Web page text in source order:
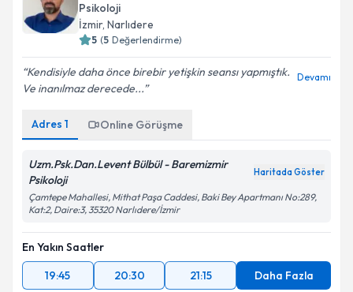
Psikoloji
İzmir, Narlıdere
5 (5 Değerlendirme)
Kendisiyle daha önce birebir yetişkin seansı yapmıştık.
Ve inanılmaz derecede...
Devamı
Adres 1 Online Görüşme
Uzm.Psk.Dan.Levent Bülbül - Baremizmir
Psikoloji
Haritada Göster
Çamtepe Mahallesi, Mithat Paşa Caddesi, Baki Bey Apartmanı No:289,
Kat:2, Daire:3, 35320 Narlıdere/İzmir
En Yakın Saatler
19:45
20:30 21:15 Daha Fazla